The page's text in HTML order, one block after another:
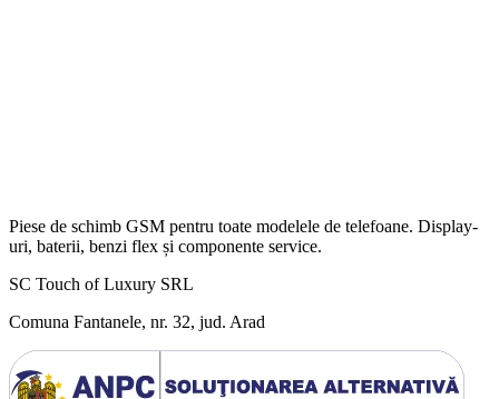
Piese de schimb GSM pentru toate modelele de telefoane. Display-
uri, baterii, benzi flex și componente service.
SC Touch of Luxury SRL
Comuna Fantanele, nr. 32, jud. Arad